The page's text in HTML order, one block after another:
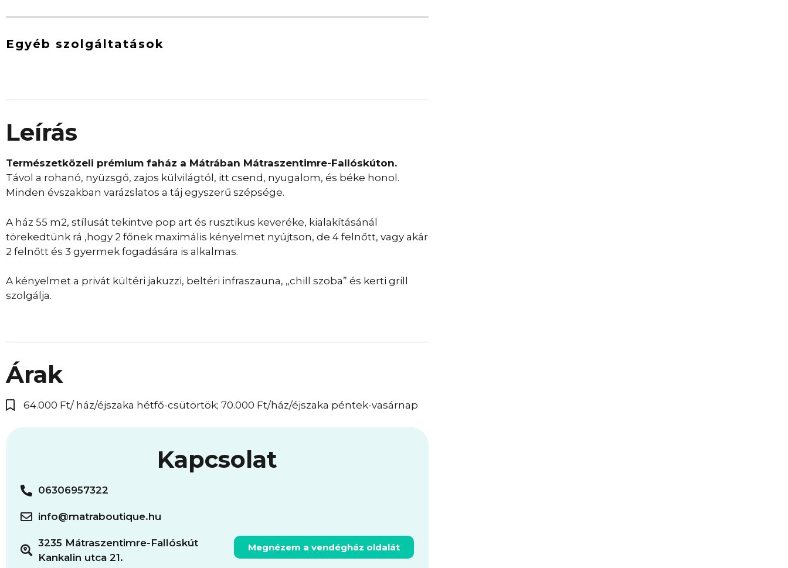
Egyéb szolgáltatások
Leírás
Természetközeli prémium faház a Mátrában Mátraszentimre-Fallóskúton.
Távol a rohanó, nyüzsgő, zajos külvilágtól, itt csend, nyugalom, és béke honol.
Minden évszakban varázslatos a táj egyszerű szépsége.
A ház 55 m2, stílusát tekintve pop art és rusztikus keveréke, kialakításánál
törekedtünk rá ,hogy 2 főnek maximális kényelmet nyújtson, de 4 felnőtt, vagy akár
2 felnőtt és 3 gyermek fogadására is alkalmas.
A kényelmet a privát kültéri jakuzzi, beltéri infraszauna, „chill szoba” és kerti grill
szolgálja.
Árak
64.000 Ft/ ház/éjszaka hétfő-csütörtök; 70.000 Ft/ház/éjszaka péntek-vasárnap
Kapcsolat
06306957322
info@matraboutique.hu
3235 Mátraszentimre-Fallóskút
Kankalin utca 21.
Megnézem a vendégház oldalát